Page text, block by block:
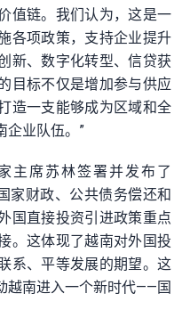
值链。我们认为，这是一
各项政策，支持企业提升
新、数字化转型、信贷获
目标不仅是增加参与供应
造一支能够成为区域和全
企业队伍。”
主席苏林签署并发布了
家财政、公共债务偿还和
国直接投资引进政策重点
。这体现了越南对外国投
系、平等发展的期望。这
越南进入一个新时代——国